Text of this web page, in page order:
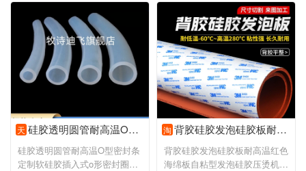
天 硅胶透明圆管耐高温O型密封条定制软硅胶插入式o形密封圈圆柱胶套
硅胶透明圆管耐高温O型密封条
定制软硅胶插入式o形密封圈圆
淘 背胶硅胶发泡硅胶板耐高温红色海绵板自粘型发泡硅胶压烫机密封垫
背胶硅胶发泡硅胶板耐高温红色
海绵板自粘型发泡硅胶压烫机密